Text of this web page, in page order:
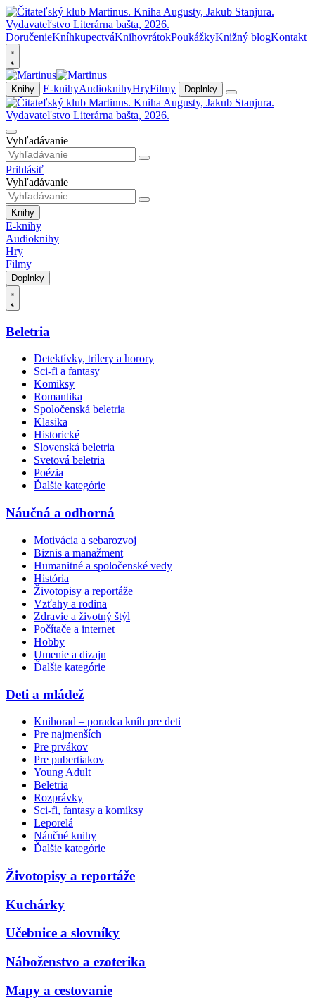
DoručenieKníhkupectváKnihovrátokPoukážkyKnižný blogKontakt
Knihy E-knihyAudioknihyHryFilmy Doplnky
Vyhľadávanie
Prihlásiť
Vyhľadávanie
Knihy
E-knihy
Audioknihy
Hry
Filmy
Doplnky
Beletria
Detektívky, trilery a horory
Sci-fi a fantasy
Komiksy
Romantika
Spoločenská beletria
Klasika
Historické
Slovenská beletria
Svetová beletria
Poézia
Ďalšie kategórie
Náučná a odborná
Motivácia a sebarozvoj
Biznis a manažment
Humanitné a spoločenské vedy
História
Životopisy a reportáže
Vzťahy a rodina
Zdravie a životný štýl
Počítače a internet
Hobby
Umenie a dizajn
Ďalšie kategórie
Deti a mládež
Knihorad – poradca kníh pre deti
Pre najmenších
Pre prvákov
Pre pubertiakov
Young Adult
Beletria
Rozprávky
Sci-fi, fantasy a komiksy
Leporelá
Náučné knihy
Ďalšie kategórie
Životopisy a reportáže
Kuchárky
Učebnice a slovníky
Náboženstvo a ezoterika
Mapy a cestovanie